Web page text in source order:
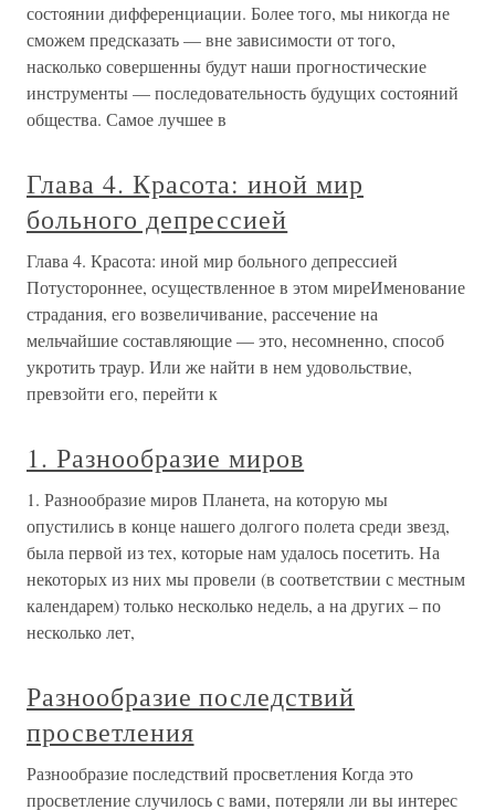
состоянии дифференциации. Более того, мы никогда не
сможем предсказать — вне зависимости от того,
насколько совершенны будут наши прогностические
инструменты — последовательность будущих состояний
общества. Самое лучшее в
Глава 4. Красота: иной мир
больного депрессией
Глава 4. Красота: иной мир больного депрессией
Потустороннее, осуществленное в этом миреИменование
страдания, его возвеличивание, рассечение на
мельчайшие составляющие — это, несомненно, способ
укротить траур. Или же найти в нем удовольствие,
превзойти его, перейти к
1. Разнообразие миров
1. Разнообразие миров Планета, на которую мы
опустились в конце нашего долгого полета среди звезд,
была первой из тех, которые нам удалось посетить. На
некоторых из них мы провели (в соответствии с местным
календарем) только несколько недель, а на других – по
несколько лет,
Разнообразие последствий
просветления
Разнообразие последствий просветления Когда это
просветление случилось с вами, потеряли ли вы интерес